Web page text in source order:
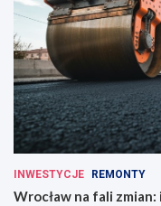
INWESTYCJE REMONTY
Wrocław na fali